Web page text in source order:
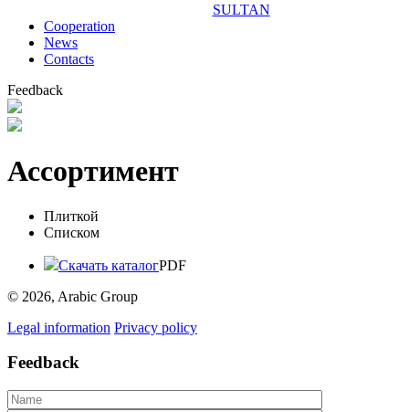
SULTAN
Сooperation
News
Contacts
Feedback
Ассортимент
Плиткой
Списком
Скачать каталогPDF
© 2026, Arabic Group
Legal information Privacy policy
Feedback